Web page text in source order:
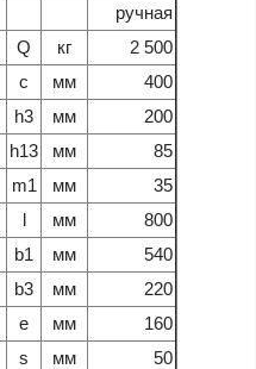
ручная
Q кг
2 500
c мм
400
h3 мм
200
h13 мм
85
m1 мм
35
l мм
800
b1 мм
540
b3 мм
220
e мм
160
s мм
50